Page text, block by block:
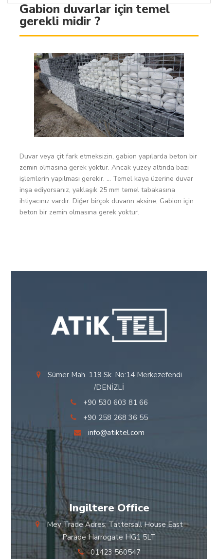
Gabion duvarlar için temel
gerekli midir ?
Duvar veya çit fark etmeksizin, gabion yapılarda beton bir
zemin olmasına gerek yoktur. Ancak yüzey altında bazı
işlemlerin yapılması gerekir. ... Temel kaya üzerine duvar
inşa ediyorsanız, yaklaşık 25 mm temel tabakasına
ihtiyacınız vardır. Diğer birçok duvarın aksine, Gabion için
beton bir zemin olmasına gerek yoktur.
Sümer Mah. 119 Sk. No:14 Merkezefendi
/DENİZLİ
+90 530 603 81 66
+90 258 268 36 55
info@atiktel.com
Ingiltere Office
Mey Trade Adres; Tattersall House East
Parade Harrogate HG1 5LT
01423 560547